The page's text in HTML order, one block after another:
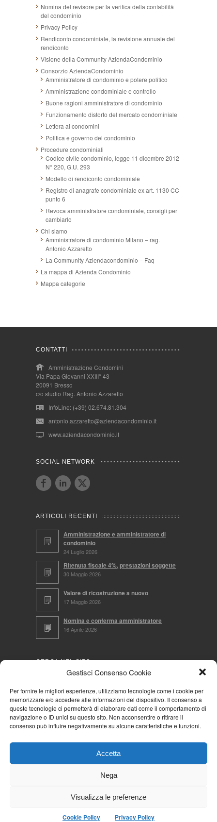
Gestisci Consenso Cookie
Per fornire le migliori esperienze, utilizziamo tecnologie come i cookie per
memorizzare e/o accedere alle informazioni del dispositivo. Il consenso a
queste tecnologie ci permetterà di elaborare dati come il comportamento di
navigazione o ID unici su questo sito. Non acconsentire o ritirare il
consenso può influire negativamente su alcune caratteristiche e funzioni.
Accetta
Nega
Visualizza le preferenze
Cookie Policy Privacy Policy
Nomina del revisore per la verifica della contabilità
del condominio
Privacy Policy
Rendiconto condominiale, la revisione annuale del
rendiconto
Visione della Community AziendaCondominio
Consorzio AziendaCondominio
Amministratore di condominio e potere politico
Amministrazione condominiale e controllo
Buone ragioni amministratore di condominio
Funzionamento distorto del mercato condominiale
Lettera ai condomini
Politica e governo del condominio
Procedure condominiali
Codice civile condominio, legge 11 dicembre 2012
N° 220, G.U. 293
Modello di rendiconto condominiale
Registro di anagrafe condominiale ex art. 1130 CC
punto 6
Revoca amministratore condominiale, consigli per
cambiarlo
Chi siamo
Amministratore di condominio Milano – rag.
Antonio Azzaretto
La Community Aziendacondominio – Faq
La mappa di Azienda Condominio
Mappa categorie
CONTATTI
Amministrazione Condomini
Via Papa Giovanni XXIII° 43
20091 Bresso
c/o studio Rag. Antonio Azzaretto
InfoLine: (+39) 02.674.81.304
antonio.azzaretto@aziendacondominio.it
www.aziendacondominio.it
SOCIAL NETWORK
ARTICOLI RECENTI
Amministrazione e amministratore di
condominio
24 Luglio 2026
Ritenuta fiscale 4%, prestazioni soggette
30 Maggio 2026
Valore di ricostruzione a nuovo
17 Maggio 2026
Nomina e conferma amministratore
16 Aprile 2026
CERCA NEL SITO
NAVIGA PER
Mappa completa
Cookie Policy (UE)
Iscriviti alla Community AziendaCondominio
© 2026La Community AziendaCondominio